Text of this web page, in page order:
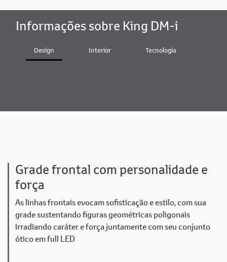
Informações sobre King DM-i
Design Interior Tecnologia
Grade frontal com personalidade e
força
As linhas frontais evocam sofisticação e estilo, com sua
grade sustentando figuras geométricas poligonais
irradiando caráter e força juntamente com seu conjunto
ótico em full LED